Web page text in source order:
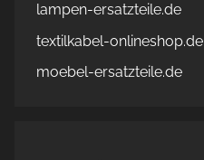
lampen-ersatzteile.de
textilkabel-onlineshop.de
moebel-ersatzteile.de